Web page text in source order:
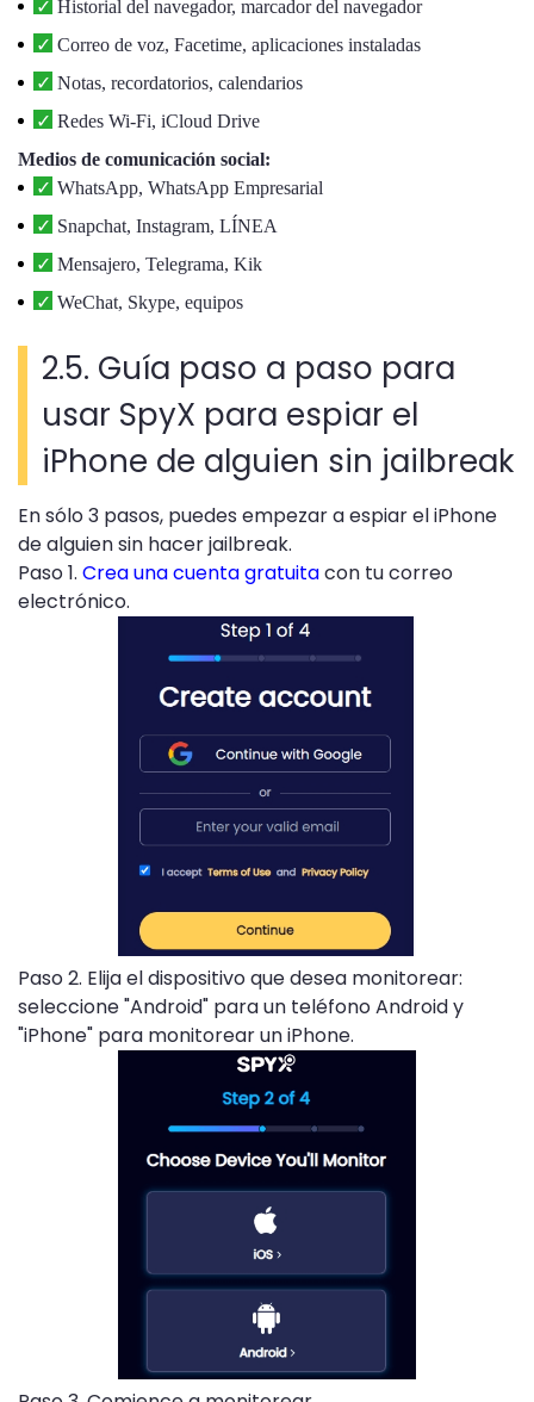
Historial del navegador, marcador del navegador
Correo de voz, Facetime, aplicaciones instaladas
Notas, recordatorios, calendarios
Redes Wi-Fi, iCloud Drive
Medios de comunicación social:
WhatsApp, WhatsApp Empresarial
Snapchat, Instagram, LÍNEA
Mensajero, Telegrama, Kik
WeChat, Skype, equipos
2.5. Guía paso a paso para
usar SpyX para espiar el
iPhone de alguien sin jailbreak
En sólo 3 pasos, puedes empezar a espiar el iPhone
de alguien sin hacer jailbreak.
Paso 1. Crea una cuenta gratuitacon tu correo
electrónico.
Paso 2. Elija el dispositivo que desea monitorear:
seleccione "Android" para un teléfono Android y
"iPhone" para monitorear un iPhone.